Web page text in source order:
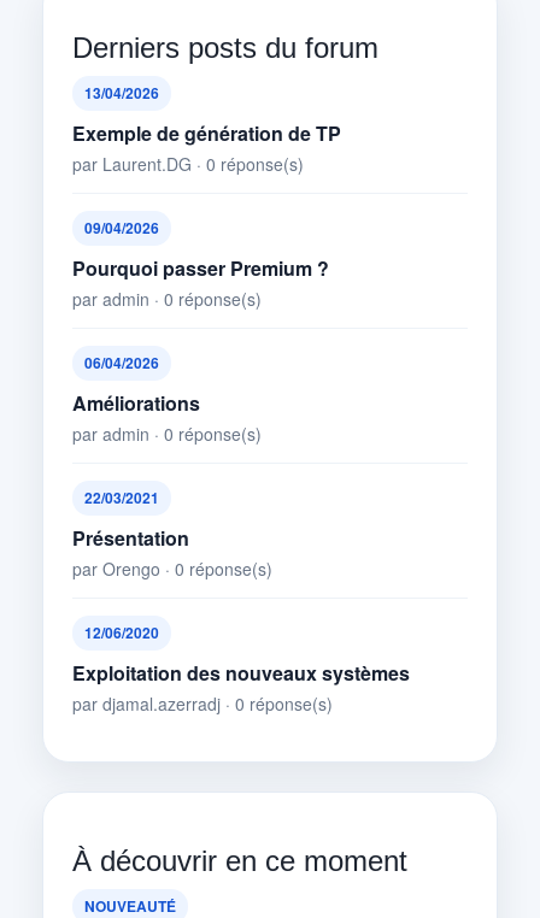
Derniers posts du forum
13/04/2026
Exemple de génération de TP
par Laurent.DG · 0 réponse(s)
09/04/2026
Pourquoi passer Premium ?
par admin · 0 réponse(s)
06/04/2026
Améliorations
par admin · 0 réponse(s)
22/03/2021
Présentation
par Orengo · 0 réponse(s)
12/06/2020
Exploitation des nouveaux systèmes
par djamal.azerradj · 0 réponse(s)
À découvrir en ce moment
NOUVEAUTÉ